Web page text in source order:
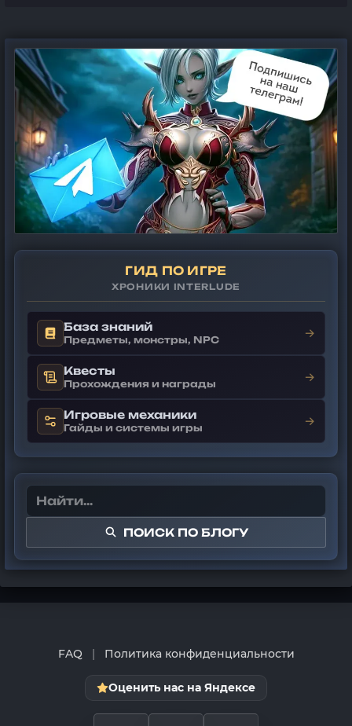
ГИД ПО ИГРЕ
ХРОНИКИ INTERLUDE
База знаний
Предметы, монстры, NPC →
Квесты
Прохождения и награды →
Игровые механики
Гайды и системы игры →
ПОИСК ПО БЛОГУ
FAQ | Политика конфиденциальности
Оценить нас на Яндексе